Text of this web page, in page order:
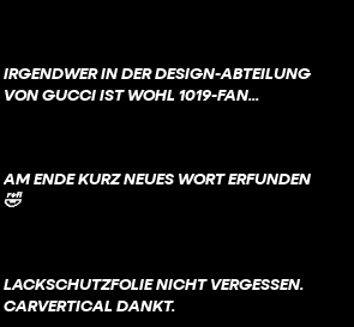
IRGENDWER IN DER DESIGN-ABTEILUNG
VON GUCCI IST WOHL 1019-FAN...
AM ENDE KURZ NEUES WORT ERFUNDEN
🤣
LACKSCHUTZFOLIE NICHT VERGESSEN.
CARVERTICAL DANKT.